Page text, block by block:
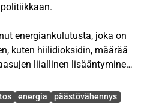
energiankulutusta, joka on
kuten hiilidioksidin, määrää
liiallinen lisääntyminen
Ilmastonmuutoksen
välineitä, joista yksi on
energia
päästövähennys